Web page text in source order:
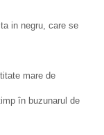
in negru, care se
mare de
în buzunarul de